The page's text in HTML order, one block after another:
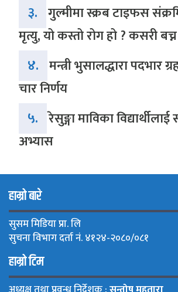
३. गुल्मीमा स्क्रब टाइफस
मृत्यु, यो कस्तो रोग हो ? कसरी
४. मन्त्री भुसालद्धारा पदभार
चार निर्णय
५. रेसुङ्गा माविका
अभ्यास
हाम्रो बारे
सुसम मिडिया प्रा. लि
सुचना विभाग दर्ता नं. ४१२४-२०८०/०८१
हाम्रो टिम